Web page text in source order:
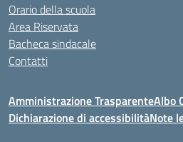
Orario della scuola
Area Riservata
Bacheca sindacale
Contatti
Amministrazione TrasparenteAlbo
Dichiarazione di accessibilitàNote